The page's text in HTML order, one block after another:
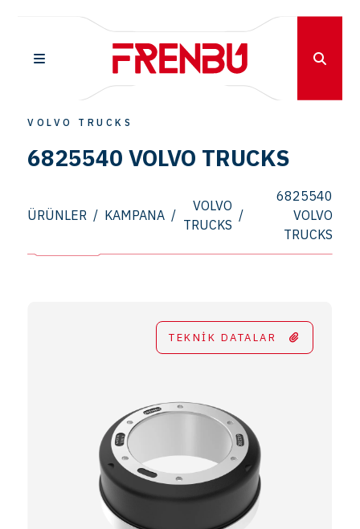
VOLVO TRUCKS
6825540 VOLVO TRUCKS
ÜRÜNLER / KAMPANA /
VOLVO
TRUCKS
/
6825540
VOLVO
TRUCKS
TEKNİK DATALAR